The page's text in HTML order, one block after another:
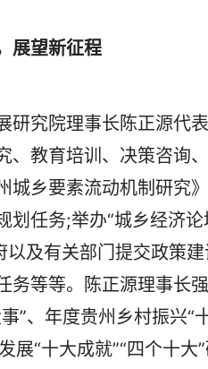
展望新征程
究院理事长陈正源代
、教育培训、决策咨询
城乡要素流动机制研究
任务;举办“城乡经济
以及有关部门提交政策
务等等。陈正源理事长
”、年度贵州乡村振兴“
展“十大成就”“四个十